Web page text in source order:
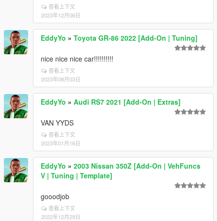
查看上下文
2023年12月06日
EddyYo » Toyota GR-86 2022 [Add-On | Tuning]
nice nice nice car!!!!!!!!!!
查看上下文
2023年08月03日
EddyYo » Audi RS7 2021 [Add-On | Extras]
VAN YYDS
查看上下文
2023年01月16日
EddyYo » 2003 Nissan 350Z [Add-On | VehFuncs
V | Tuning | Template]
gooodjob
查看上下文
2022年12月29日